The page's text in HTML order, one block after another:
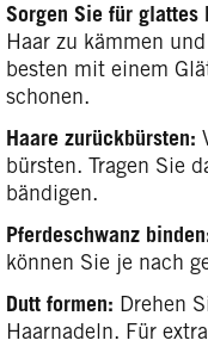
Sorgen Sie für glattes
Haar zu kämmen
besten mit einem
schonen.
Haare zurückbürsten:
bürsten. Tragen Sie
bändigen.
Pferdeschwanz
können Sie je nach
Dutt formen: Drehen
Haarnadeln. Für